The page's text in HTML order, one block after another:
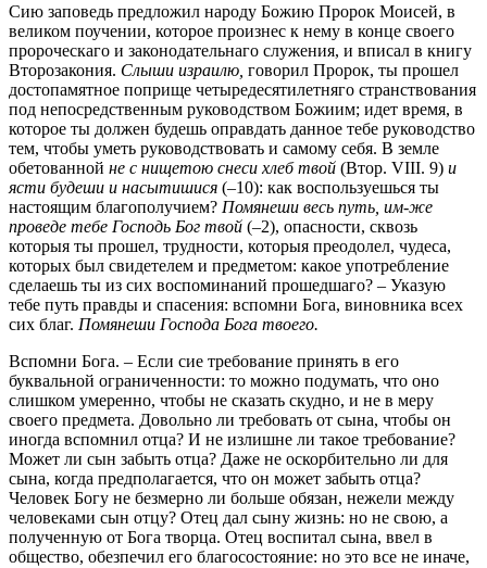
Сию заповедь предложил народу Божию Пророк Моисей, в
великом поучении, которое произнес к нему в конце своего
пророческаго и законодательнаго служения, и вписал в книгу
Второзакония. Слыши израилю, говорил Пророк, ты прошел
достопамятное поприще четыредесятилетняго странствования
под непосредственным руководством Божиим; идет время, в
которое ты должен будешь оправдать данное тебе руководство
тем, чтобы уметь руководствовать и самому себя. В земле
обетованной не с нищетою снеси хлеб твой (Втор. VIII. 9) и
ясти будеши и насытишися (–10): как воспользуешься ты
настоящим благополучием? Помянеши весь путь, им-же
проведе тебе Господь Бог твой (–2), опасности, сквозь
которыя ты прошел, трудности, которыя преодолел, чудеса,
которых был свидетелем и предметом: какое употребление
сделаешь ты из сих воспоминаний прошедшаго? – Указую
тебе путь правды и спасения: вспомни Бога, виновника всех
сих благ. Помянеши Господа Бога твоего.
Вспомни Бога. – Если сие требование принять в его
буквальной ограниченности: то можно подумать, что оно
слишком умеренно, чтобы не сказать скудно, и не в меру
своего предмета. Довольно ли требовать от сына, чтобы он
иногда вспомнил отца? И не излишне ли такое требование?
Может ли сын забыть отца? Даже не оскорбительно ли для
сына, когда предполагается, что он может забыть отца?
Человек Богу не безмерно ли больше обязан, нежели между
человеками сын отцу? Отец дал сыну жизнь: но не свою, а
полученную от Бога творца. Отец воспитал сына, ввел в
общество, обезпечил его благосостояние: но это все не иначе,